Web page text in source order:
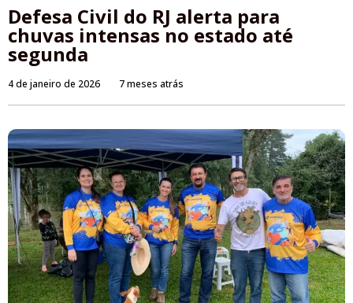
Defesa Civil do RJ alerta para
chuvas intensas no estado até
segunda
4 de janeiro de 2026 7 meses atrás